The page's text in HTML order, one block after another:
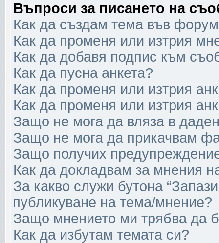
Въпроси за писането на
Как да създам тема във
Как да променя или изтрия
Как да добавя подпис към
Как да пусна анкета?
Как да променя или изтрия
Как да променя или изтрия
Защо не мога да вляза в
Защо не мога да прикачвам
Защо получих
Как да докладвам за мнения
За какво служи бутона
публикуване на тема/мнение?
Защо мнението ми трябва да
Как да избутам темата си?